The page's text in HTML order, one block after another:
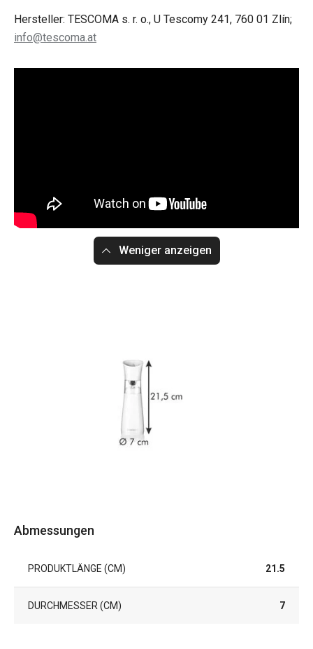
Hersteller: TESCOMA s. r. o., U Tescomy 241, 760 01 Zlín;
info@tescoma.at
Weniger anzeigen
Abmessungen
PRODUKTLÄNGE (CM) 21.5
DURCHMESSER (CM) 7